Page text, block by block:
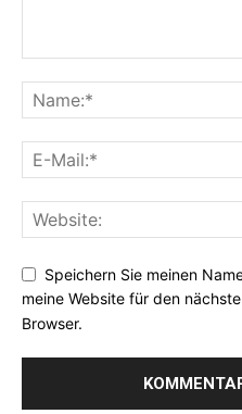
Speichern Sie meinen
meine Website für den
Browser.